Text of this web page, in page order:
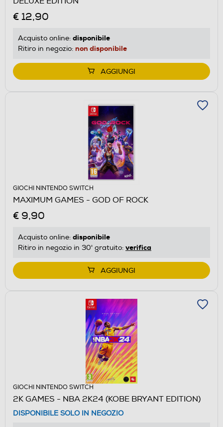
€ 12,90
Acquisto online: disponibile
Ritiro in negozio: non disponibile
AGGIUNGI
GIOCHI NINTENDO SWITCH
MAXIMUM GAMES - GOD OF ROCK
€ 9,90
Acquisto online: disponibile
Ritiro in negozio in 30' gratuito: verifica
AGGIUNGI
GIOCHI NINTENDO SWITCH
2K GAMES - NBA 2K24 (KOBE BRYANT EDITION)
DISPONIBILE SOLO IN NEGOZIO